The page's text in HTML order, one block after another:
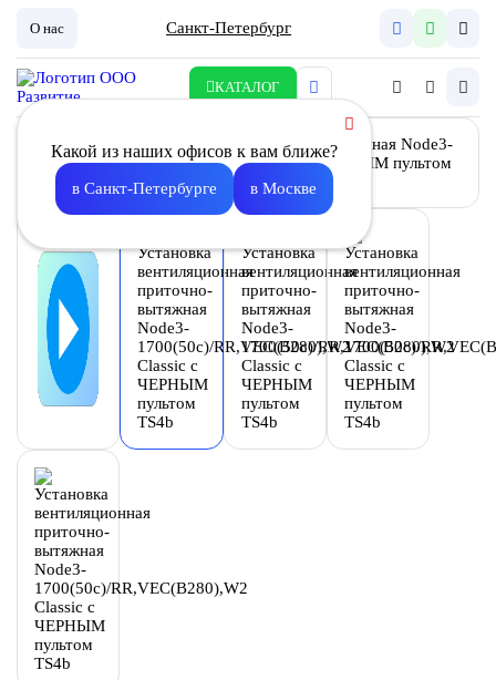
О нас Санкт-Петербург
КАТАЛОГ
Какой из наших офисов к вам ближе?
в Санкт-Петербурге в Москве